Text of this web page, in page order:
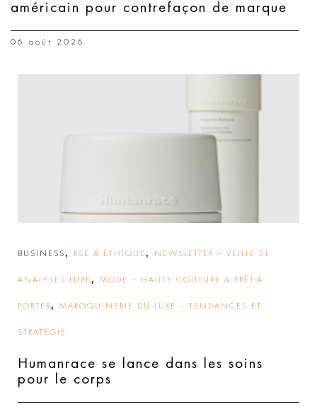
américain pour contrefaçon de marque
06 août 2026
BUSINESS, RSE & ÉTHIQUE , NEWSLETTER – VEILLE ET
ANALYSES LUXE , MODE – HAUTE COUTURE & PRÊT-À-
PORTER, MAROQUINERIE DU LUXE – TENDANCES ET
STRATÉGIE
Humanrace se lance dans les soins
pour le corps